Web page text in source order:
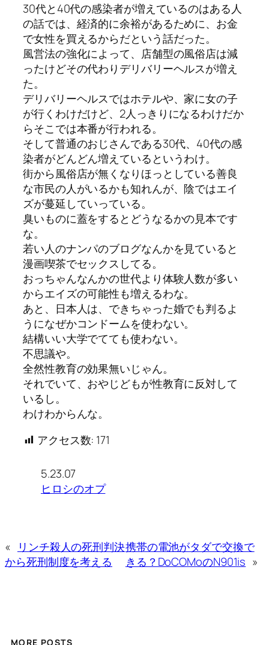
30代と40代の感染者が増えているのはある人
の話では、経済的に余裕があるために、お金
で女性を買えるからだという話だった。
風営法の強化によって、店舗型の風俗店は減
ったけどその代わりデリバリーヘルスが増え
た。
デリバリーヘルスではホテルや、家に女の子
が行くわけだけど、2人っきりになるわけだか
らそこでは本番が行われる。
そして普通のおじさんである30代、40代の感
染者がどんどん増えているというわけ。
街から風俗店が無くなりほっとしている善良
な市民の人がいるかも知れんが、陰ではエイ
ズが蔓延していっている。
臭いものに蓋をするとどうなるかの見本です
な。
若い人のナンパのブログなんかを見ていると
漫画喫茶でセックスしてる。
おっちゃんなんかの世代より体験人数が多い
からエイズの可能性も増えるわな。
あと、日本人は、できちゃった婚でも判るよ
うになぜかコンドームを使わない。
結構いい大学でてても使わない。
不思議や。
全然性教育の効果無いじゃん。
それでいて、おやじどもが性教育に反対して
いるし。
わけわからんな。
アクセス数: 171
5.23.07
ヒロシのオプ
«
リンチ殺人の死刑判決
から死刑制度を考える
携帯の電池がタダで交換で
きる？DoCOMoのN901is »
MORE POSTS